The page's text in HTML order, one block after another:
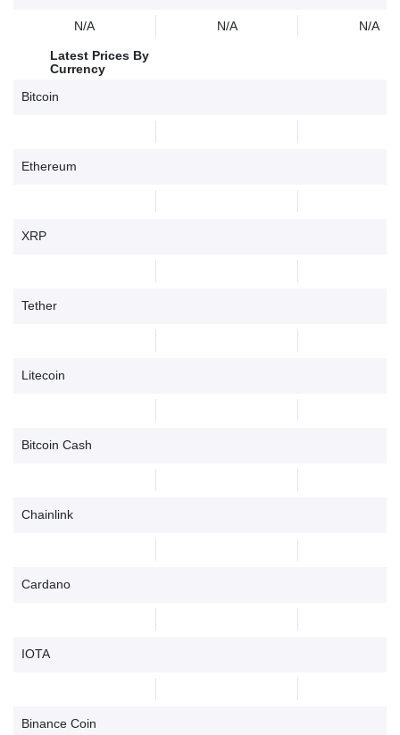
N/A N/A N/A
Latest Prices By
Currency
Bitcoin
Ethereum
XRP
Tether
Litecoin
Bitcoin Cash
Chainlink
Cardano
IOTA
Binance Coin